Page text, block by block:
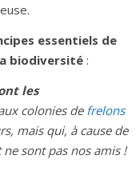
essentiels de
biodiversité :
les
colonies de frelons
mais qui, à cause de
sont pas nos amis !